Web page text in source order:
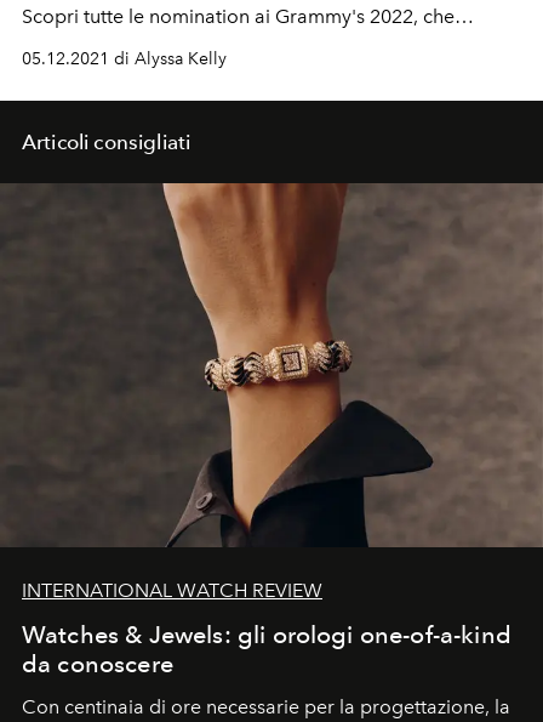
Scopri tutte le nomination ai Grammy's 2022, che
05.12.2021 di Alyssa Kelly
Articoli consigliati
INTERNATIONAL WATCH REVIEW
Watches & Jewels: gli orologi one-of-a-kind
da conoscere
Con centinaia di ore necessarie per la progettazione, la